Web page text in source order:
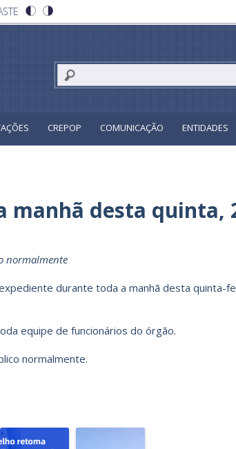
CREPOP COMUNICAÇÃO ENTIDADES
manhã desta quinta,
normalmente
durante toda a manhã desta quinta-
equipe de funcionários do órgão.
normalmente.